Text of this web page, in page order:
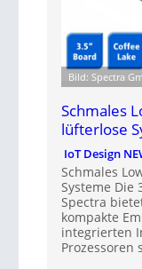
Bild: Spectra
Schmales
lüfterlose
IoT Design
Schmales
Systeme Die
Spectra
kompakte
integrierten